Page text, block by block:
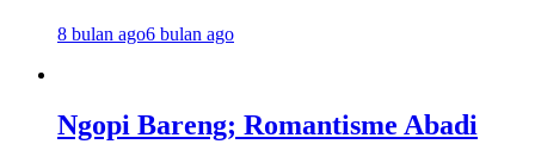
8 bulan ago6 bulan ago
Ngopi Bareng; Romantisme Abadi